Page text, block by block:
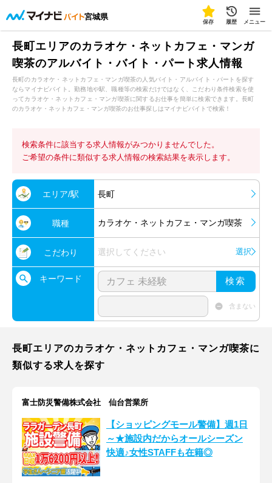
宮城県
保存 履歴 メニュー
長町エリアのカラオケ・ネットカフェ・マンガ
喫茶のアルバイト・バイト・パート求人情報
長町のカラオケ・ネットカフェ・マンガ喫茶の人気バイト・アルバイト・パートを探す
ならマイナビバイト。勤務地や駅、職種等の検索だけではなく、こだわり条件検索を使
ってカラオケ・ネットカフェ・マンガ喫茶に関するお仕事を簡単に検索できます。長町
のカラオケ・ネットカフェ・マンガ喫茶のお仕事探しはマイナビバイトで検索！
検索条件に該当する求人情報がみつかりませんでした。
ご希望の条件に類似する求人情報の検索結果を表示します。
エリア/駅 長町
職種 カラオケ・ネットカフェ・マンガ喫茶
こだわり 選択してください 選択
キーワード 検索
含まない
長町エリアのカラオケ・ネットカフェ・マンガ喫茶に
類似する求人を探す
富士防災警備株式会社 仙台営業所
【ショッピングモール警備】週1日
～★施設内だからオールシーズン
快適♪女性STAFFも在籍◎